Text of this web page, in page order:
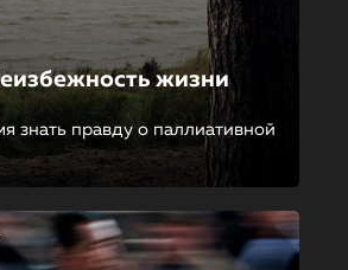
жизни
знать правду о паллиативной